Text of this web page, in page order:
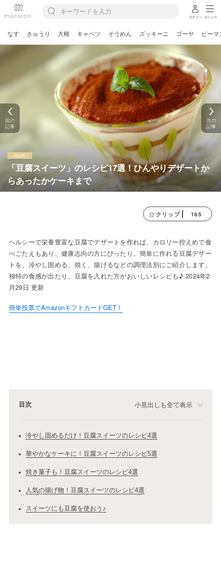
ログイン メニュー
なす きゅうり 大根 キャベツ そうめん ズッキーニ ゴーヤ ピーマ
「豆腐スイーツ」のレシピ17選！ひんやりデザートか
らあったかケーキまで
前の
記事
次の
記事
クリップ 165
ヘルシーで栄養豊富な豆腐でデザートを作れば、カロリー控えめで食
べごたえもあり、健康志向の方にぴったり。簡単に作れる豆腐デザー
トを、冷やし固める、焼く、揚げるなどの調理法別にご紹介します。
独特の食感が出たり、豆腐を入れた方がおいしいレシピも♪ 2024年2
月29日 更新
簡単投票でAmazonギフトカードGET！
目次 小見出しも全て表示
冷やし固めるだけ！豆腐スイーツのレシピ4選
華やかなケーキに！豆腐スイーツのレシピ5選
焼き菓子も！豆腐スイーツのレシピ4選
人気の揚げ物！豆腐スイーツのレシピ4選
スイーツにも豆腐を使おう♪